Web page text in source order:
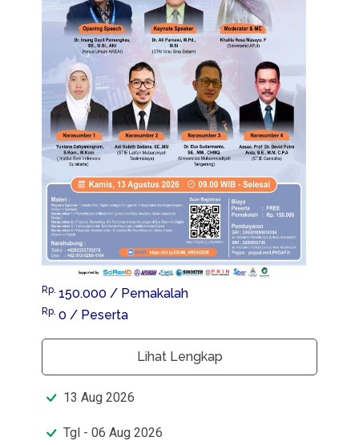
Rp. 150.000 / Pemakalah
Rp. 0 / Peserta
Lihat Lengkap
13 Aug 2026
Tgl - 06 Aug 2026